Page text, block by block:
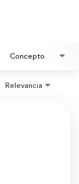
Concepto
Relevancia